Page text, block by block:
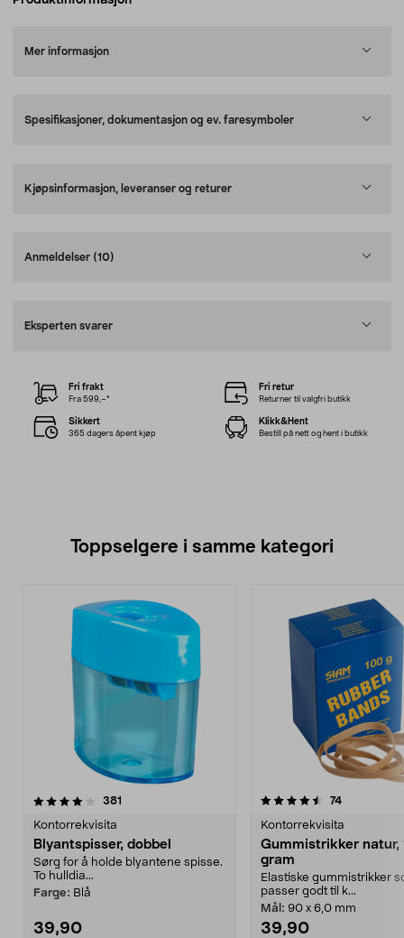
Mer informasjon
Spesifikasjoner, dokumentasjon og ev. faresymboler
Kjøpsinformasjon, leveranser og returer
Anmeldelser (10)
Eksperten svarer
Fri frakt
Fra 599,–*
Fri retur
Returner til valgfri butikk
Sikkert
365 dagers åpent kjøp
Klikk&Hent
Bestill på nett og hent i butikk
Toppselgere i samme kategori
381
Kontorrekvisita
Blyantspisser, dobbel
Sørg for å holde blyantene spisse.
To hulldia...
Farge: Blå
39,90
4.5 av 5 stjerner 74anmeldelser
Kontorrekvisita
Gummistrikker natur,
gram
Elastiske gummistrikker
passer godt til k...
Mål: 90 x 6,0 mm
39,90
4.0 av 5 stjerner